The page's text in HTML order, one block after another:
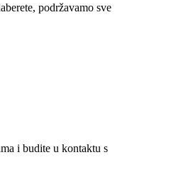
podržavamo sve
i budite u kontaktu s